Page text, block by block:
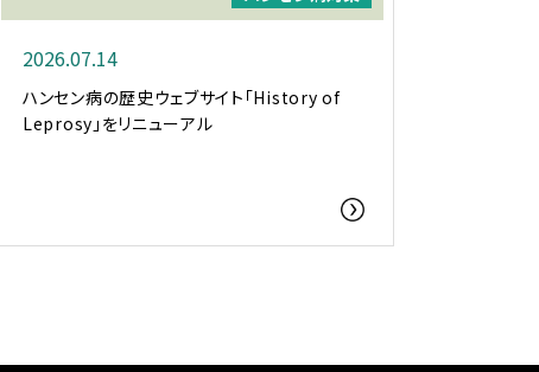
2026.07.14
ハンセン病の歴史ウェブサイト「History of
Leprosy」をリニューアル